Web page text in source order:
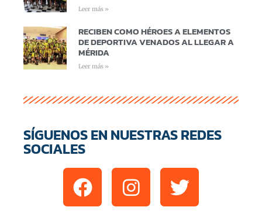
Leer más »
RECIBEN COMO HÉROES A ELEMENTOS
DE DEPORTIVA VENADOS AL LLEGAR A
MÉRIDA
Leer más »
SÍGUENOS EN NUESTRAS REDES
SOCIALES